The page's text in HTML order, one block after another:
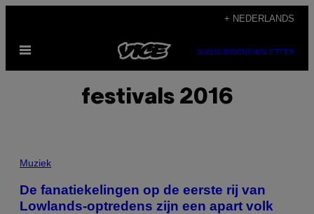
de
+ NEDERLANDS
Open
SUBSCRIBENEWSLETTER
festivals 2016
Muziek
De fanatiekelingen op de eerste rij van
Lowlands-optredens zijn een apart volk